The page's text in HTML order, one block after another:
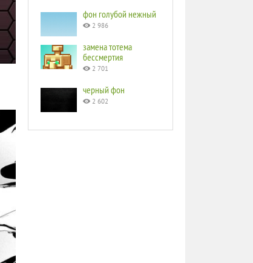
фон голубой нежный
2 986
замена тотема
бессмертия
2 701
черный фон
2 602